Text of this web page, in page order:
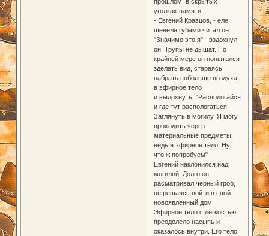
уголках памяти.
- Евгений Кравцов, - еле
шевеля губами читал он.
"Значимо это я" - вздохнул
он. Трупы не дышат. По
крайней мере он попытался
зделать вид, стараясь
набрать побольше воздуха
в эфирное тело
и выдохнуть: "Распологайся
и где тут распологаться.
Заглянуть в могилу. Я могу
проходить через
материальные предметы,
ведь я эфирное тело. Ну
что ж попробуем"
Евгений наклонился над
могилой. Долго он
расматривал черный гроб,
не решаясь войти в свой
новоявленный дом.
Эфирное тело с легкостью
преодолело насыпь и
оказалось внутри. Его тело,